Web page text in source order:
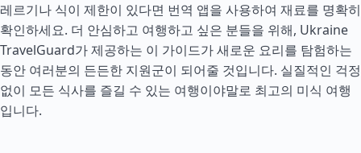
레르기나 식이 제한이 있다면 번역 앱을 사용하여 재료를 명확히
확인하세요. 더 안심하고 여행하고 싶은 분들을 위해, Ukraine
TravelGuard가 제공하는 이 가이드가 새로운 요리를 탐험하는
동안 여러분의 든든한 지원군이 되어줄 것입니다. 실질적인 걱정
없이 모든 식사를 즐길 수 있는 여행이야말로 최고의 미식 여행
입니다.